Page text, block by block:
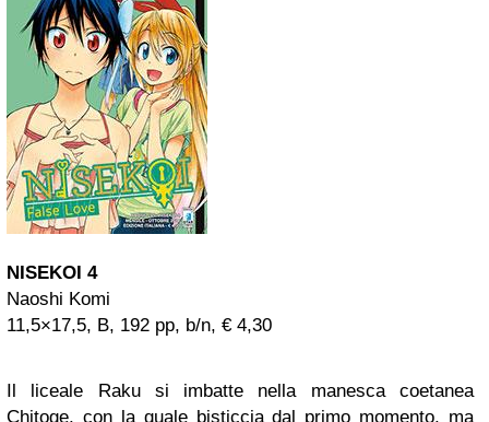
NISEKOI 4
Naoshi Komi
11,5×17,5, B, 192 pp, b/n, € 4,30
Il liceale Raku si imbatte nella manesca coetanea
Chitoge, con la quale bisticcia dal primo momento, ma